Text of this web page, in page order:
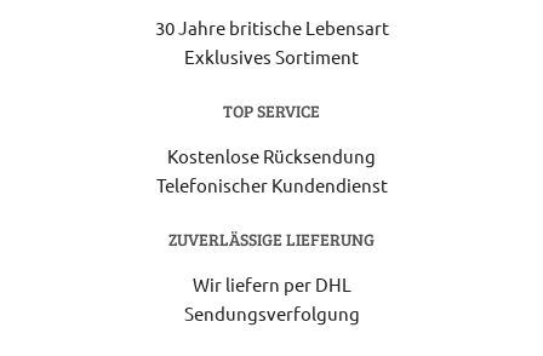
30 Jahre britische Lebensart
Exklusives Sortiment
TOP SERVICE
Kostenlose Rücksendung
Telefonischer Kundendienst
ZUVERLÄSSIGE LIEFERUNG
Wir liefern per DHL
Sendungsverfolgung